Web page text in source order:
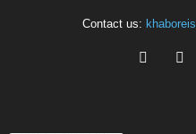
Contact us: